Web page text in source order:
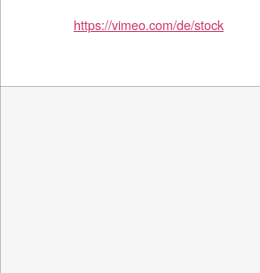
https://vimeo.com/de/stock